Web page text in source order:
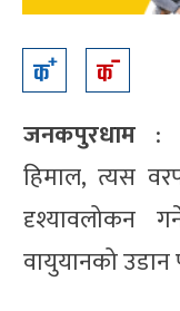
जनकपुरधाम :
हिमाल, त्यस
दृश्यावलोकन
वायुयानको उडान